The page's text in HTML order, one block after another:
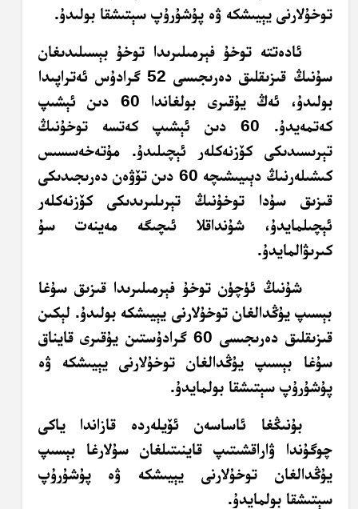
توخۇلارنى يېيىشكە ۋە پۇشۇرۇپ سېتىشقا بولىدۇ.
ئادەتتە توخۇ فېرمىلىرىدا توخۇ بېسىلىدىغان
سۇنىڭ قىزىقلىق دەرىجىسى 52 گرادۇس ئەتراپىدا
بولىدۇ، ئەڭ يۇقىرى بولغاندا 60 دىن ئېشىپ
كەتمەيدۇ. 60 دىن ئېشىپ كەتسە توخۇنىڭ
تېرىسىدىكى كۆزنەكلەر ئېچىلىدۇ. مۇتەخەسسىس
كىشىلەرنىڭ دېىيىشىچە 60 دىن تۆۋەن دەرىجىدىكى
قىزىق سۇدا توخۇنىڭ تېرىلىرىدىكى كۆزنەكلەر
ئېچىلمايدۇ، شۇنداقلا ئىچىگە مەينەت سۇ
كىرىۋالمايدۇ.
شۇنىڭ ئۈچۈن توخۇ فېرمىلىرىدا قىزىق سۇغا
بېسىپ يۇڭدالغان توخۇلارنى يېيىشكە بولىدۇ. لېكىن
قىزىقلىق دەرىجىسى 60 گرادۇستىن يۇقىرى قايناق
سۇغا بېسىپ يۇڭدالغان توخۇلارنى يېيىشكە ۋە
پۇشۇرۇپ سېتىشقا بولمايدۇ.
بۇنىڭغا ئاساسەن ئۆيلەردە قازاندا ياكى
چوگۇندا ۋاراقشىتىپ قاينىتىلغان سۇلارغا بېسىپ
يۇڭدالغان توخۇلارنى يېيىشكە ۋە پۇشۇرۇپ
سېتىشقا بولمايدۇ.